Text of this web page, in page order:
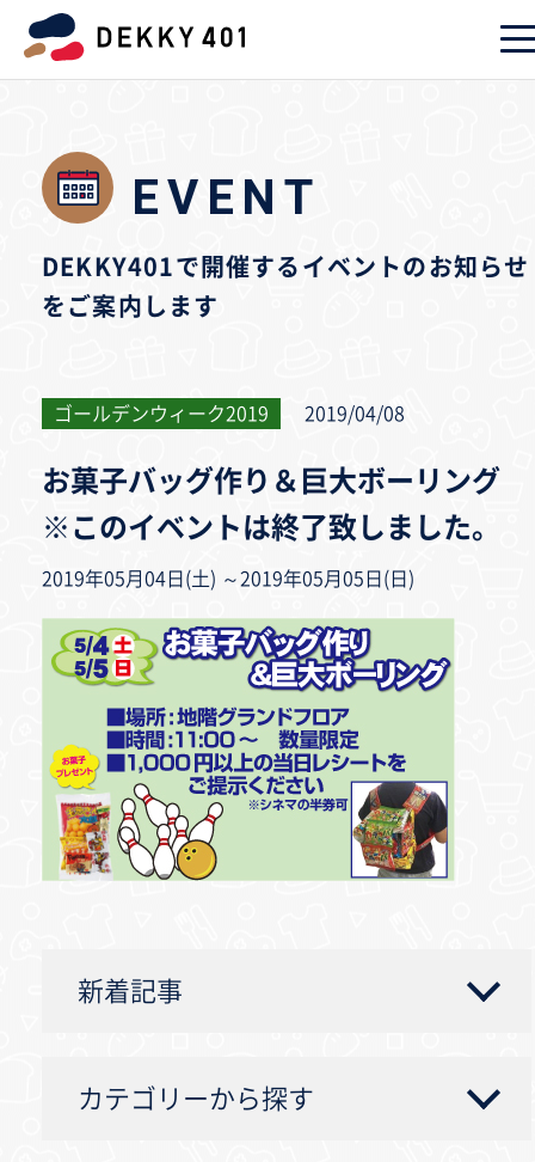
EVENT
DEKKY401で開催するイベントのお知らせ
をご案内します
ゴールデンウィーク2019 2019/04/08
お菓子バッグ作り＆巨大ボーリング
※このイベントは終了致しました。
2019年05月04日(土) ～2019年05月05日(日)
新着記事
カテゴリーから探す